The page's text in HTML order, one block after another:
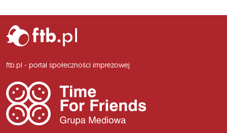
ftb.pl - portal społeczności imprezowej